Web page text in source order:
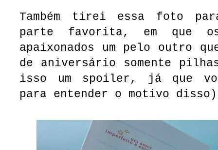
Também tirei essa foto
parte favorita, em que
apaixonados um pelo outro
de aniversário somente
isso um spoiler, já que
para entender o motivo